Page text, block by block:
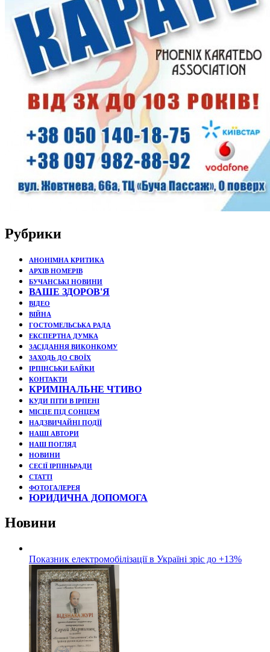
Рубрики
АНОНІМНА КРИТИКА
АРХІВ НОМЕРІВ
БУЧАНСЬКІ НОВИНИ
ВАШЕ ЗДОРОВ'Я
ВІДЕО
ВІЙНА
ГОСТОМЕЛЬСЬКА РАДА
ЕКСПЕРТНА ДУМКА
ЗАСІДАННЯ ВИКОНКОМУ
ЗАХОДЬ ДО СВОЇХ
ІРПІНСЬКИ БАЙКИ
КОНТАКТИ
КРИМІНАЛЬНЕ ЧТИВО
КУДИ ПІТИ В ІРПЕНІ
МІСЦЕ ПІД СОНЦЕМ
НАДЗВИЧАЙНІ ПОДЇЇ
НАШІ АВТОРИ
НАШ ПОГЛЯД
НОВИНИ
СЕСІЇ ІРПІНЬРАДИ
СТАТТІ
ФОТОГАЛЕРЕЯ
ЮРИДИЧНА ДОПОМОГА
Новини
Показник електромобілізації в Україні зріс до +13%